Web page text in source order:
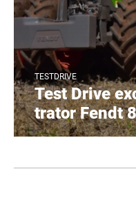
TESTDRIVE
Test Drive
trator Fendt